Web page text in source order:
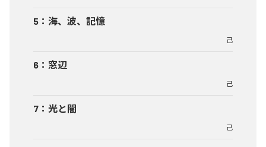
5 ： 海、波、記憶
己
6 ： 窓辺
己
7 ： 光と闇
己